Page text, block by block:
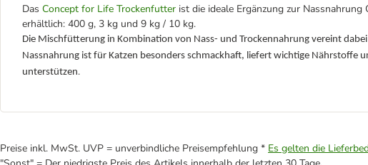
Das Concept for Life Trockenfutter ist die ideale Ergänzung zur
erhältlich: 400 g, 3 kg und 9 kg / 10 kg.
Die Mischfütterung in Kombination von Nass- und Trockennahrung vereint
Nassnahrung ist für Katzen besonders schmackhaft, liefert wichtige Nährstoffe
unterstützen.
Preise inkl. MwSt. UVP = unverbindliche Preisempfehlung * Es gelten die